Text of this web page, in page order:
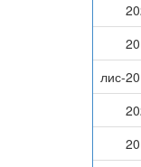
лис-